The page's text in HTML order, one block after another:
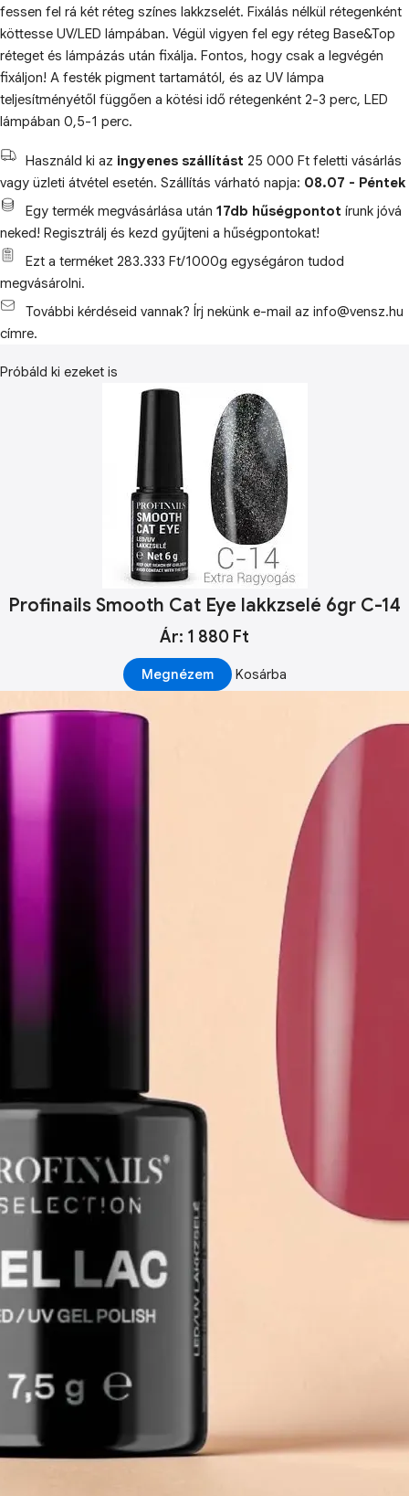
fessen fel rá két réteg színes lakkzselét. Fixálás nélkül rétegenként
köttesse UV/LED lámpában. Végül vigyen fel egy réteg Base&Top
réteget és lámpázás után fixálja. Fontos, hogy csak a legvégén
fixáljon! A festék pigment tartamától, és az UV lámpa
teljesítményétől függően a kötési idő rétegenként 2-3 perc, LED
lámpában 0,5-1 perc.
Használd ki az ingyenes szállítást 25 000 Ft feletti vásárlás
vagy üzleti átvétel esetén. Szállítás várható napja: 08.07 - Péntek
Egy termék megvásárlása után 17db hűségpontot írunk jóvá
neked! Regisztrálj és kezd gyűjteni a hűségpontokat!
Ezt a terméket 283.333 Ft/1000g egységáron tudod
megvásárolni.
További kérdéseid vannak? Írj nekünk e-mail az info@vensz.hu
címre.
Próbáld ki ezeket is
Profinails Smooth Cat Eye lakkzselé 6gr C-14
Ár: 1 880 Ft
Megnézem Kosárba